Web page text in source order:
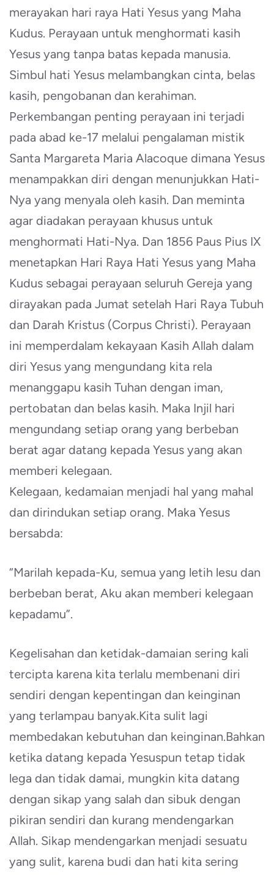
merayakan hari raya Hati Yesus yang Maha
Kudus. Perayaan untuk menghormati kasih
Yesus yang tanpa batas kepada manusia.
Simbul hati Yesus melambangkan cinta, belas
kasih, pengobanan dan kerahiman.
Perkembangan penting perayaan ini terjadi
pada abad ke-17 melalui pengalaman mistik
Santa Margareta Maria Alacoque dimana Yesus
menampakkan diri dengan menunjukkan Hati-
Nya yang menyala oleh kasih. Dan meminta
agar diadakan perayaan khusus untuk
menghormati Hati-Nya. Dan 1856 Paus Pius IX
menetapkan Hari Raya Hati Yesus yang Maha
Kudus sebagai perayaan seluruh Gereja yang
dirayakan pada Jumat setelah Hari Raya Tubuh
dan Darah Kristus (Corpus Christi). Perayaan
ini memperdalam kekayaan Kasih Allah dalam
diri Yesus yang mengundang kita rela
menanggapu kasih Tuhan dengan iman,
pertobatan dan belas kasih. Maka Injil hari
mengundang setiap orang yang berbeban
berat agar datang kepada Yesus yang akan
memberi kelegaan.
Kelegaan, kedamaian menjadi hal yang mahal
dan dirindukan setiap orang. Maka Yesus
bersabda:
“Marilah kepada-Ku, semua yang letih lesu dan
berbeban berat, Aku akan memberi kelegaan
kepadamu”.
Kegelisahan dan ketidak-damaian sering kali
tercipta karena kita terlalu membenani diri
sendiri dengan kepentingan dan keinginan
yang terlampau banyak.Kita sulit lagi
membedakan kebutuhan dan keinginan.Bahkan
ketika datang kepada Yesuspun tetap tidak
lega dan tidak damai, mungkin kita datang
dengan sikap yang salah dan sibuk dengan
pikiran sendiri dan kurang mendengarkan
Allah. Sikap mendengarkan menjadi sesuatu
yang sulit, karena budi dan hati kita sering